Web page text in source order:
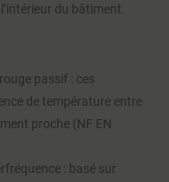
du bâtiment.
passif : ces
de température entre
proche (NF EN
: basé sur